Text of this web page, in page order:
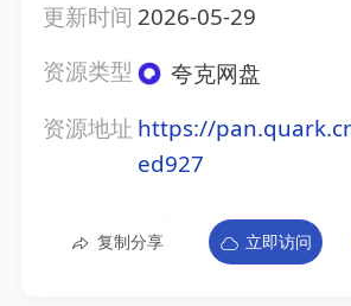
更新时间 2026-05-29
资源类型
夸克网盘
资源地址 https://
ed927
复制分享 立即访问